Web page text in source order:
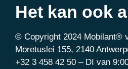
Het kan ook
© Copyright 2024 Mobilant®
Moretuslei 155, 2140
+32 3 458 42 50 – DI van